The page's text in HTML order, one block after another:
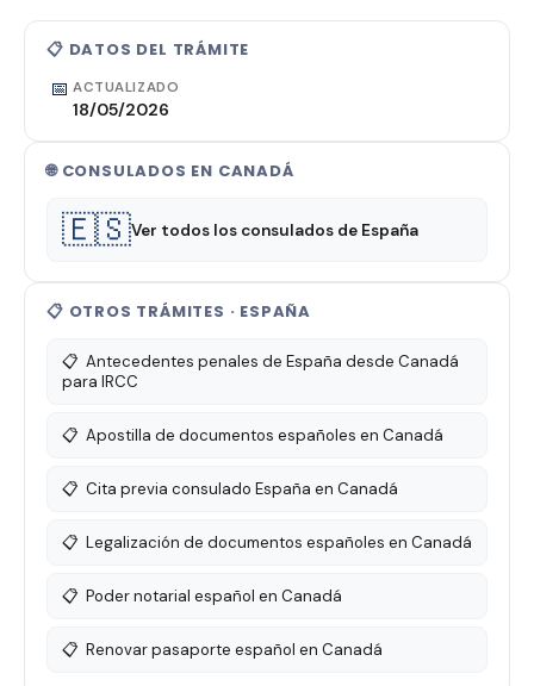
📋 DATOS DEL TRÁMITE
📅 ACTUALIZADO
18/05/2026
🌐 CONSULADOS EN CANADÁ
🇪🇸Ver todos los consulados de España
📋 OTROS TRÁMITES · ESPAÑA
📋 Antecedentes penales de España desde Canadá
para IRCC
📋 Apostilla de documentos españoles en Canadá
📋 Cita previa consulado España en Canadá
📋 Legalización de documentos españoles en Canadá
📋 Poder notarial español en Canadá
📋 Renovar pasaporte español en Canadá